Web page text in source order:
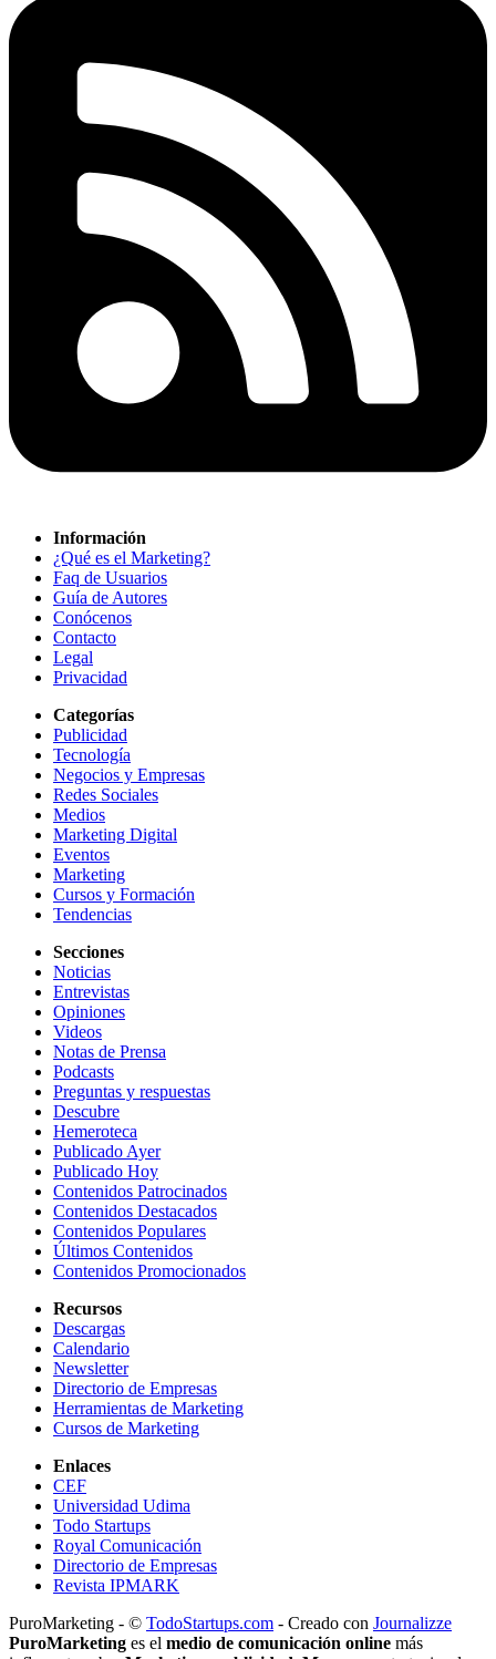
Información
¿Qué es el Marketing?
Faq de Usuarios
Guía de Autores
Conócenos
Contacto
Legal
Privacidad
Categorías
Publicidad
Tecnología
Negocios y Empresas
Redes Sociales
Medios
Marketing Digital
Eventos
Marketing
Cursos y Formación
Tendencias
Secciones
Noticias
Entrevistas
Opiniones
Videos
Notas de Prensa
Podcasts
Preguntas y respuestas
Descubre
Hemeroteca
Publicado Ayer
Publicado Hoy
Contenidos Patrocinados
Contenidos Destacados
Contenidos Populares
Últimos Contenidos
Contenidos Promocionados
Recursos
Descargas
Calendario
Newsletter
Directorio de Empresas
Herramientas de Marketing
Cursos de Marketing
Enlaces
CEF
Universidad Udima
Todo Startups
Royal Comunicación
Directorio de Empresas
Revista IPMARK
PuroMarketing - © TodoStartups.com - Creado con Journalizze
PuroMarketing es el medio de comunicación online más